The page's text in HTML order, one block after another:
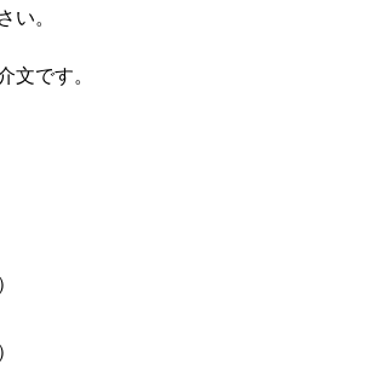
い。
文です。